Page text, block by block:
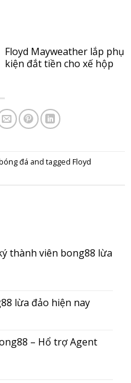
Floyd Mayweather lắp phụ
kiện đắt tiền cho xế hộp
đá and tagged Floyd
thành viên bong88 lừa
viên
lừa đảo hiện nay
– Hổ trợ Agent